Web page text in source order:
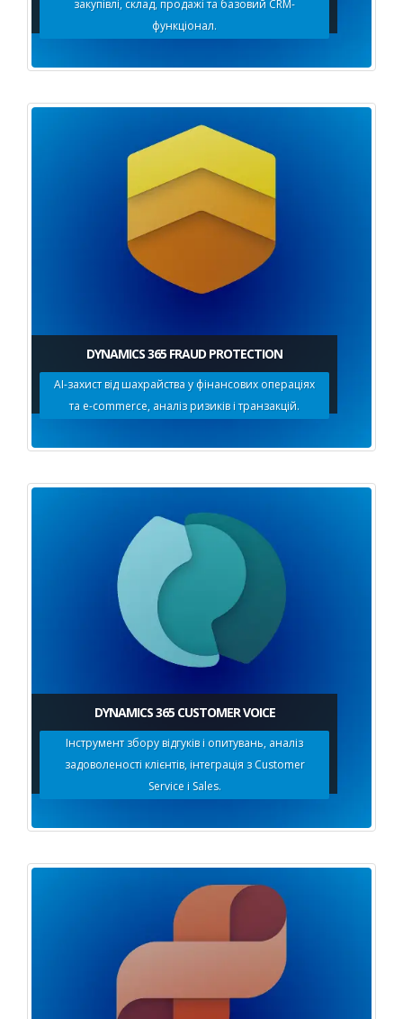
закупівлі, склад, продажі та базовий CRM-
функціонал.
DYNAMICS 365 FRAUD PROTECTION
AI-захист від шахрайства у фінансових операціях
та e-commerce, аналіз ризиків і транзакцій.
DYNAMICS 365 CUSTOMER VOICE
Інструмент збору відгуків і опитувань, аналіз
задоволеності клієнтів, інтеграція з Customer
Service і Sales.